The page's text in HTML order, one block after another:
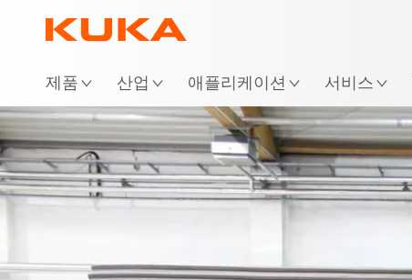
제품 산업 애플리케이션 서비스